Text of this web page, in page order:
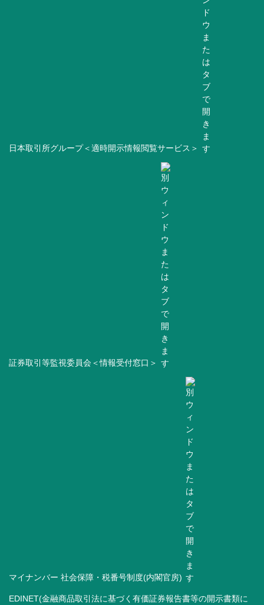
日本取引所グループ＜適時開示情報閲覧サービス＞
証券取引等監視委員会＜情報受付窓口＞
マイナンバー 社会保障・税番号制度(内閣官房)
EDINET(金融商品取引法に基づく有価証券報告書等の開示書類に